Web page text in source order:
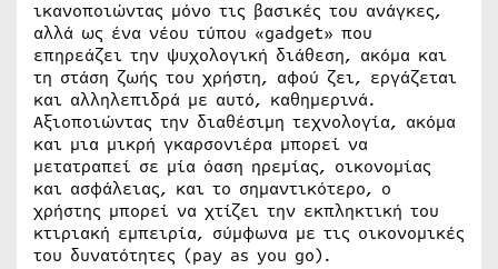
ικανοποιώντας μόνο τις βασικές του ανάγκες,
αλλά ως ένα νέου τύπου «gadget» που
επηρεάζει την ψυχολογική διάθεση, ακόμα και
τη στάση ζωής του χρήστη, αφού ζει, εργάζεται
και αλληλεπιδρά με αυτό, καθημερινά.
Αξιοποιώντας την διαθέσιμη τεχνολογία, ακόμα
και μια μικρή γκαρσονιέρα μπορεί να
μετατραπεί σε μία όαση ηρεμίας, οικονομίας
και ασφάλειας, και το σημαντικότερο, ο
χρήστης μπορεί να χτίζει την εκπληκτική του
κτιριακή εμπειρία, σύμφωνα με τις οικονομικές
του δυνατότητες (pay as you go).